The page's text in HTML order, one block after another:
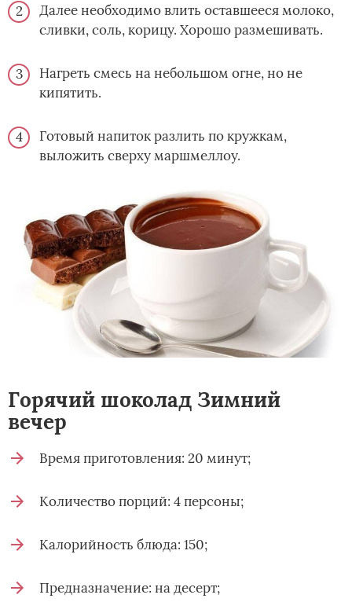
Далее необходимо влить оставшееся молоко,
сливки, соль, корицу. Хорошо размешивать.
Нагреть смесь на небольшом огне, но не
кипятить.
Готовый напиток разлить по кружкам,
выложить сверху маршмеллоу.
Горячий шоколад Зимний
вечер
Время приготовления: 20 минут;
Количество порций: 4 персоны;
Калорийность блюда: 150;
Предназначение: на десерт;